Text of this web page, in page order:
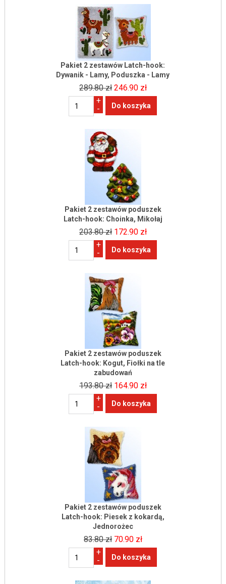
Pakiet 2 zestawów Latch-hook:
Dywanik - Lamy, Poduszka - Lamy
289.80 zł 246.90 zł
+
-
Pakiet 2 zestawów poduszek
Latch-hook: Choinka, Mikołaj
203.80 zł 172.90 zł
+
-
Pakiet 2 zestawów poduszek
Latch-hook: Kogut, Fiołki na tle
zabudowań
193.80 zł 164.90 zł
+
-
Pakiet 2 zestawów poduszek
Latch-hook: Piesek z kokardą,
Jednorożec
83.80 zł 70.90 zł
+
-